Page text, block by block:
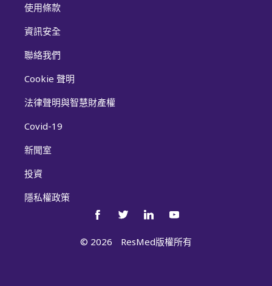
使用條款
資訊安全
聯絡我們
Cookie 聲明
法律聲明與智慧財產權
Covid-19
新聞室
投資
隱私權政策
© 2026 ResMed版權所有